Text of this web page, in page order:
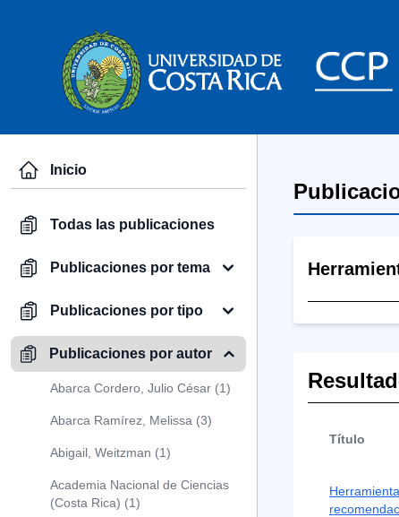
Inicio
Todas las publicaciones
Publicaciones por tema
Publicaciones por tipo
Publicaciones por autor
Abarca Cordero, Julio César (1)
Abarca Ramírez, Melissa (3)
Abigail, Weitzman (1)
Academia Nacional de Ciencias
(Costa Rica) (1)
Título